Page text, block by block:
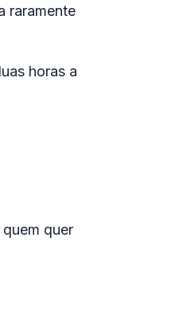
raramente
horas a
quer